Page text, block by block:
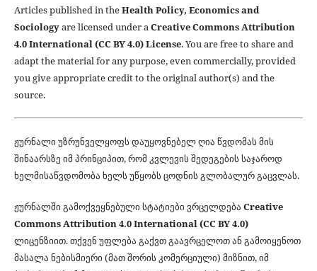
Articles published in theHealth Policy, Economics and
Sociologyare licensed under aCreative Commons Attribution
4.0 International (CC BY 4.0) License. You are free to share and
adapt the material for any purpose, even commercially, provided
you give appropriate credit to the original author(s) and the
source.
ჟურნალი უზრუნველყოფს დაუყოვნებელ ღია წვდომას მის
შინაარსზე იმ პრინციპით, რომ კვლევის შედეგების საჯაროდ
ხელმისაწვდომობა ხელს უწყობს ცოდნის გლობალურ გაცვლას.
ჟურნალში გამოქვეყნებული სტატიები ვრცელდება Creative
Commons Attribution 4.0 International (CC BY 4.0)
ლიცენზიით. თქვენ უფლება გაქვთ გაავრცელოთ ან გამოიყენოთ
მასალა ნებისმიერი (მათ შორის კომერციული) მიზნით, იმ